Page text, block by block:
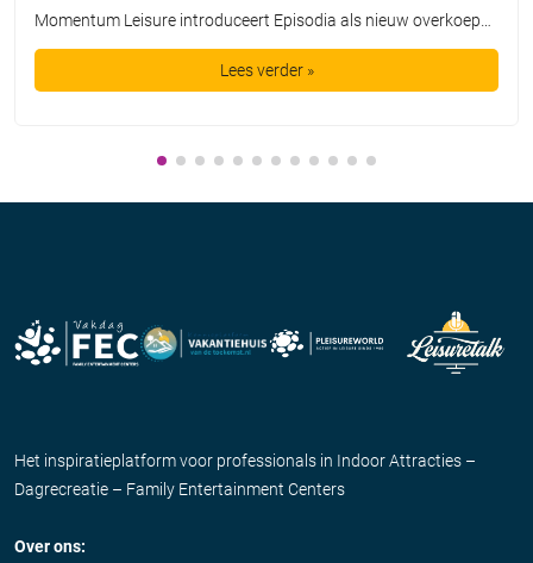
Lees verder »
Het inspiratieplatform voor professionals in Indoor Attracties –
Dagrecreatie – Family Entertainment Centers
Over ons: